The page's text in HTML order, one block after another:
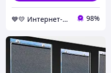
💙💛 Интернет-магазин Non-Stop 🎁％🚚 ⤵ 98%